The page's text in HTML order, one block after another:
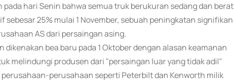
hari Senin bahwa semua truk berukuran sedang dan berat
25% mulai 1 November, sebuah peningkatan signifikan
AS dari persaingan asing.
bea baru pada 1 Oktober dengan alasan keamanan
melindungi produsen dari "persaingan luar yang tidak adil"
perusahaan seperti Peterbilt dan Kenworth milik